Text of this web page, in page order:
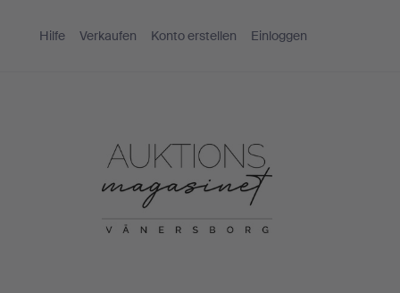
Hilfe Verkaufen Konto erstellen Einloggen